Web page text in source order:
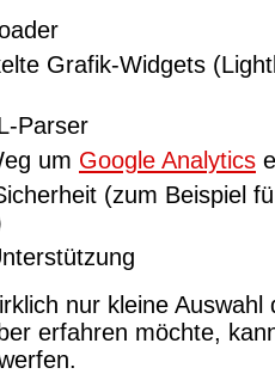
Grafik-Widgets
Parser
um Google Analytics
(zum Beispiel
nur kleine
erfahren möchte,